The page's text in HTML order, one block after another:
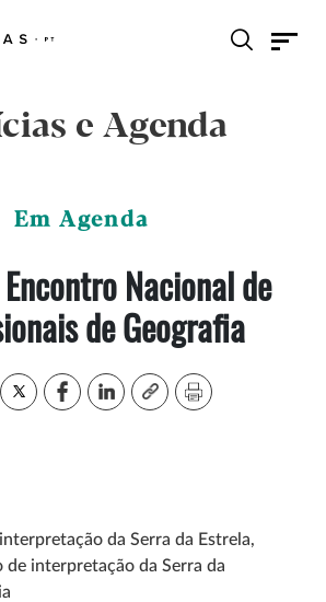
e Agenda
Em Agenda
Nacional de
de Geografia
da Serra da Estrela,
de interpretação da Serra da